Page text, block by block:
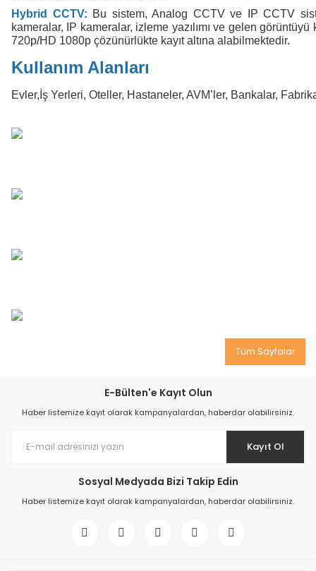
Hybrid CCTV: Bu sistem, Analog CCTV ve IP CCTV
kameralar, IP kameralar, izleme yazılımı ve gelen
720p/HD 1080p çözünürlükte kayıt altına alabilmektedir.
Kullanım Alanları
Evler,İş Yerleri, Oteller, Hastaneler, AVM’ler, Bankalar,
Tüm Sayfalar
E-Bülten'e Kayıt Olun
Haber listemize kayıt olarak kampanyalardan, haberdar olabilirsiniz.
Kayıt Ol
Sosyal Medyada Bizi Takip Edin
Haber listemize kayıt olarak kampanyalardan, haberdar olabilirsiniz.